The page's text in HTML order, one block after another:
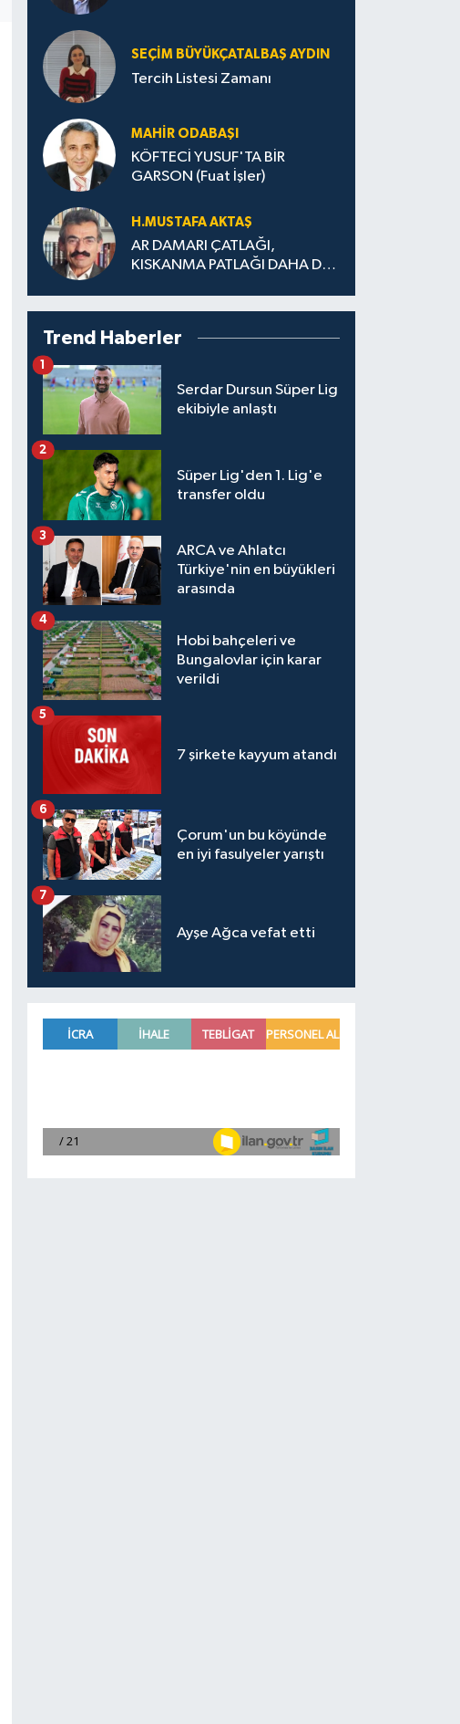
SEÇIM BÜYÜKÇATALBAŞ AYDIN
Tercih Listesi Zamanı
MAHIR ODABAŞI
KÖFTECİ YUSUF'TA BİR
GARSON (Fuat İşler)
H.MUS­TA­FA AK­TAŞ
AR DAMARI ÇATLAĞI,
KISKANMA PATLAĞI DAHA DA
Trend Haberler
Serdar Dursun Süper Lig
ekibiyle anlaştı
1
Süper Lig'den 1. Lig'e
transfer oldu
2
ARCA ve Ahlatcı
Türkiye'nin en büyükleri
arasında
3
Hobi bahçeleri ve
Bungalovlar için karar
verildi
4
7 şirkete kayyum atandı
5
Çorum'un bu köyünde
en iyi fasulyeler yarıştı
6
Ayşe Ağca vefat etti
7